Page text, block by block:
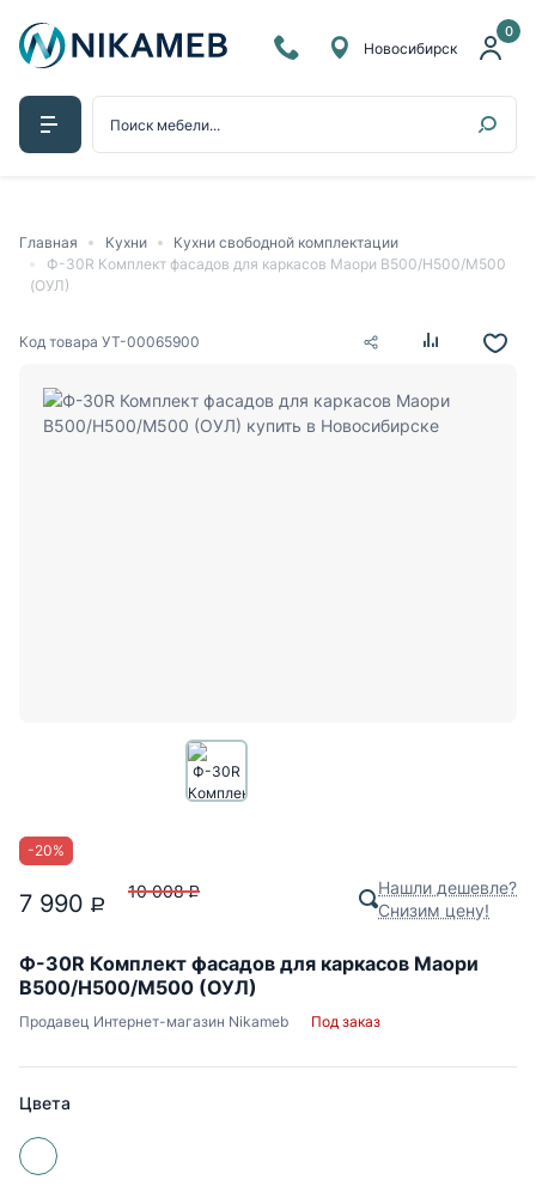
0
Новосибирск
Главная Кухни
Кухни свободной комплектации
Ф-30R Комплект фасадов для каркасов Маори В500/Н500/М500
(ОУЛ)
Код товара УТ-00065900
-20%
7 990 P
10 008 P
Нашли дешевле?
Снизим цену!
Ф-30R Комплект фасадов для каркасов Маори
В500/Н500/М500 (ОУЛ)
Продавец Интернет-магазин Nikameb Под заказ
Цвета